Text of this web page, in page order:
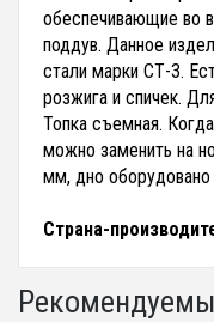
обеспечивающие во
поддув. Данное
стали марки СТ-3.
розжига и спичек.
Топка съемная.
можно заменить на
мм, дно
Страна-